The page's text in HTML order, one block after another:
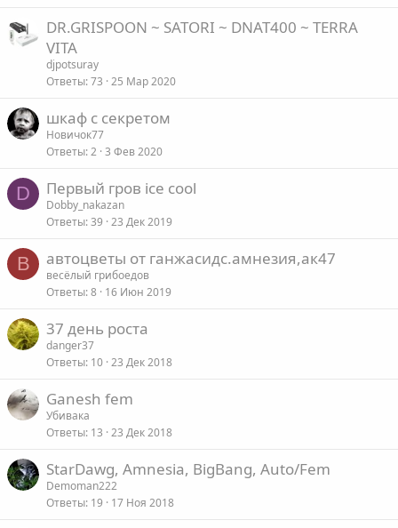
DR.GRISPOON ~ SATORI ~ DNAT400 ~ TERRA
VITA
djpotsuray
Ответы 73 25 Мар 2020
шкаф с секретом
Новичок77
Ответы 2 3 Фев 2020
D Первый гров ice cool
Dobby_nakazan
Ответы 39 23 Дек 2019
В автоцветы от ганжасидс.амнезия,ак47
весёлый грибоедов
Ответы 8 16 Июн 2019
37 день роста
danger37
Ответы 10 23 Дек 2018
Ganesh fem
Убивака
Ответы 13 23 Дек 2018
StarDawg, Amnesia, BigBang, Auto/Fem
Demoman222
Ответы 19 17 Ноя 2018